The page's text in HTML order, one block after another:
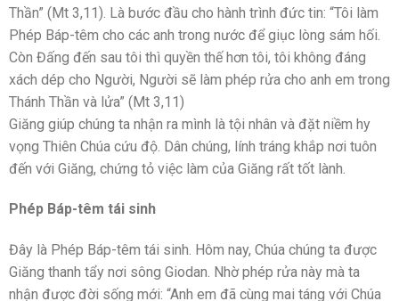
Thần” (Mt 3,11). Là bước đầu cho hành trình đức tin: “Tôi làm
Phép Báp-têm cho các anh trong nước để giục lòng sám hối.
Còn Đấng đến sau tôi thì quyền thế hơn tôi, tôi không đáng
xách dép cho Người, Người sẽ làm phép rửa cho anh em trong
Thánh Thần và lửa” (Mt 3,11)
Giăng giúp chúng ta nhận ra mình là tội nhân và đặt niềm hy
vọng Thiên Chúa cứu độ. Dân chúng, lính tráng khắp nơi tuôn
đến với Giăng, chứng tỏ việc làm của Giăng rất tốt lành.
Phép Báp-têm tái sinh
Đây là Phép Báp-têm tái sinh. Hôm nay, Chúa chúng ta được
Giăng thanh tẩy nơi sông Giodan. Nhờ phép rửa này mà ta
nhận được đời sống mới: “Anh em đã cùng mai táng với Chúa